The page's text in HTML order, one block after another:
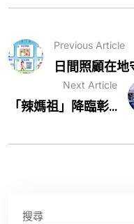
Previous Article
日間照顧在地
Next Article
「辣媽祖」降臨彰...
搜尋